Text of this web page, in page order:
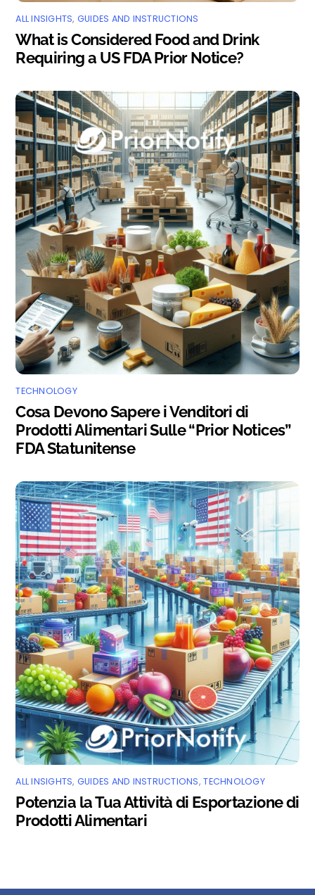
ALL INSIGHTS, GUIDES AND INSTRUCTIONS
What is Considered Food and Drink
Requiring a US FDA Prior Notice?
TECHNOLOGY
Cosa Devono Sapere i Venditori di
Prodotti Alimentari Sulle “Prior Notices”
FDA Statunitense
ALL INSIGHTS, GUIDES AND INSTRUCTIONS,TECHNOLOGY
Potenzia la Tua Attività di Esportazione di
Prodotti Alimentari